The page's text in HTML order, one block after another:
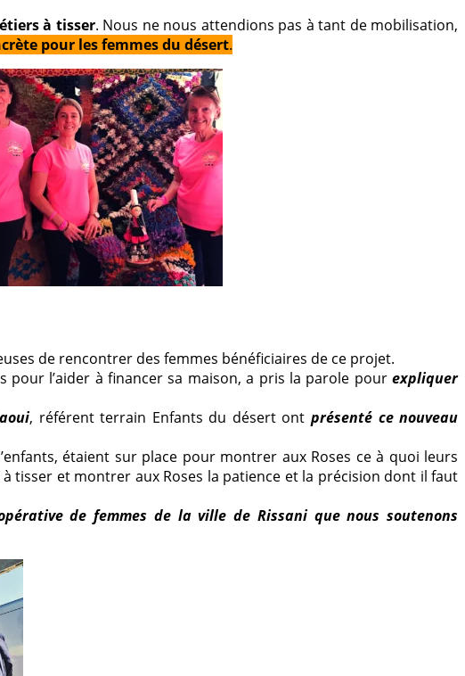
à tisser. Nous ne nous attendions pas à tant de mobilisation,
pour les femmes du désert.
de rencontrer des femmes bénéficiaires de ce projet.
pour l’aider à financer sa maison, a pris la parole pourexpliquer
, référent terrain Enfants du désert ont présenté ce nouveau
étaient sur place pour montrer aux Roses ce à quoi leurs
tisser et montrer aux Roses la patience et la précision dont il faut
de femmes de la ville de Rissani que nous soutenons